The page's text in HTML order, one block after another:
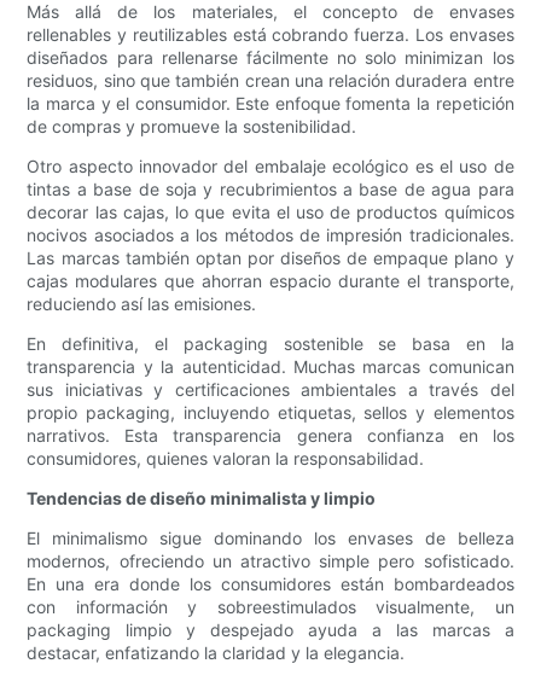
Más allá de los materiales, el concepto de envases
rellenables y reutilizables está cobrando fuerza. Los envases
diseñados para rellenarse fácilmente no solo minimizan los
residuos, sino que también crean una relación duradera entre
la marca y el consumidor. Este enfoque fomenta la repetición
de compras y promueve la sostenibilidad.
Otro aspecto innovador del embalaje ecológico es el uso de
tintas a base de soja y recubrimientos a base de agua para
decorar las cajas, lo que evita el uso de productos químicos
nocivos asociados a los métodos de impresión tradicionales.
Las marcas también optan por diseños de empaque plano y
cajas modulares que ahorran espacio durante el transporte,
reduciendo así las emisiones.
En definitiva, el packaging sostenible se basa en la
transparencia y la autenticidad. Muchas marcas comunican
sus iniciativas y certificaciones ambientales a través del
propio packaging, incluyendo etiquetas, sellos y elementos
narrativos. Esta transparencia genera confianza en los
consumidores, quienes valoran la responsabilidad.
Tendencias de diseño minimalista y limpio
El minimalismo sigue dominando los envases de belleza
modernos, ofreciendo un atractivo simple pero sofisticado.
En una era donde los consumidores están bombardeados
con información y sobreestimulados visualmente, un
packaging limpio y despejado ayuda a las marcas a
destacar, enfatizando la claridad y la elegancia.